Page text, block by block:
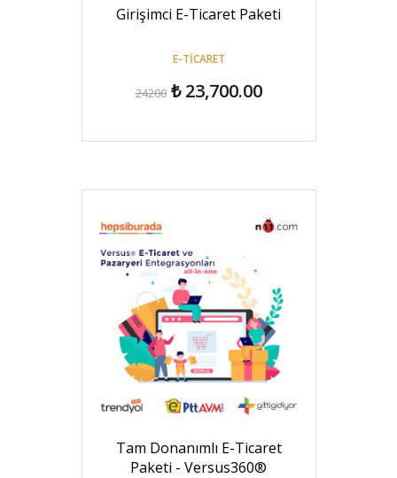
Girişimci E-Ticaret Paketi
E-TICARET
24200₺ 23,700.00
Tam Donanımlı E-Ticaret
Paketi - Versus360®